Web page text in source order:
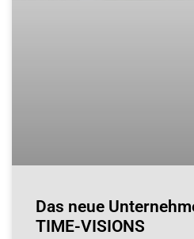
Das neue
TIME-VISIONS